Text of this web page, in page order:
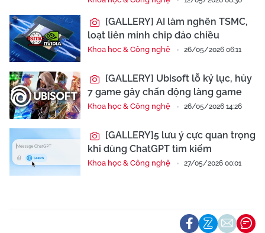
[GALLERY] AI làm nghẽn TSMC,
loạt liên minh chip đảo chiều
Khoa học & Công nghệ 26/05/2026 06:11
[GALLERY] Ubisoft lỗ kỷ lục, hủy
7 game gây chấn động làng game
Khoa học & Công nghệ 26/05/2026 14:26
[GALLERY]5 lưu ý cực quan trọng
khi dùng ChatGPT tìm kiếm
Khoa học & Công nghệ 27/05/2026 00:01